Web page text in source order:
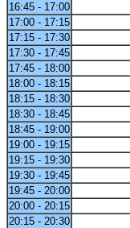
16:45 - 17:00
17:00 - 17:15
17:15 - 17:30
17:30 - 17:45
17:45 - 18:00
18:00 - 18:15
18:15 - 18:30
18:30 - 18:45
18:45 - 19:00
19:00 - 19:15
19:15 - 19:30
19:30 - 19:45
19:45 - 20:00
20:00 - 20:15
20:15 - 20:30